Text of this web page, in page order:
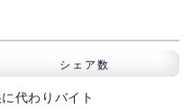
シェア数
代わりバイト